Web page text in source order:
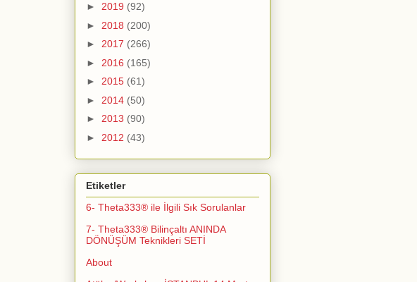
► 2019 (92)
► 2018 (200)
► 2017 (266)
► 2016 (165)
► 2015 (61)
► 2014 (50)
► 2013 (90)
► 2012 (43)
Etiketler
6- Theta333® ile İlgili Sık Sorulanlar
7- Theta333® Bilinçaltı ANINDA
DÖNÜŞÜM Teknikleri SETİ
About